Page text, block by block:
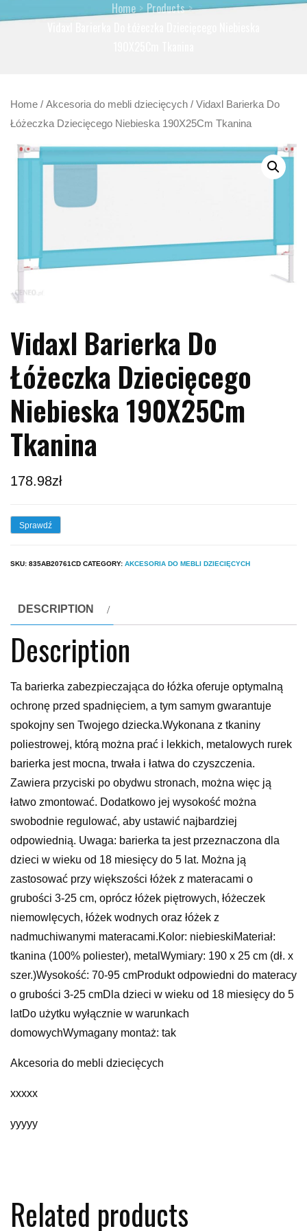
Home
Products
Home / Akcesoria do mebli dziecięcych / Vidaxl Barierka Do
Łóżeczka Dziecięcego Niebieska 190X25Cm Tkanina
Vidaxl Barierka Do
Łóżeczka Dziecięcego
Niebieska 190X25Cm
Tkanina
178.98zł
Sprawdź
SKU: 835AB20761CD CATEGORY: AKCESORIA DO MEBLI DZIECIĘCYCH
DESCRIPTION
Description
Ta barierka zabezpieczająca do łóżka oferuje optymalną
ochronę przed spadnięciem, a tym samym gwarantuje
spokojny sen Twojego dziecka.Wykonana z tkaniny
poliestrowej, którą można prać i lekkich, metalowych rurek
barierka jest mocna, trwała i łatwa do czyszczenia.
Zawiera przyciski po obydwu stronach, można więc ją
łatwo zmontować. Dodatkowo jej wysokość można
swobodnie regulować, aby ustawić najbardziej
odpowiednią. Uwaga: barierka ta jest przeznaczona dla
dzieci w wieku od 18 miesięcy do 5 lat. Można ją
zastosować przy większości łóżek z materacami o
grubości 3-25 cm, oprócz łóżek piętrowych, łóżeczek
niemowlęcych, łóżek wodnych oraz łóżek z
nadmuchiwanymi materacami.Kolor: niebieskiMateriał:
tkanina (100% poliester), metalWymiary: 190 x 25 cm (dł. x
szer.)Wysokość: 70-95 cmProdukt odpowiedni do materacy
o grubości 3-25 cmDla dzieci w wieku od 18 miesięcy do 5
latDo użytku wyłącznie w warunkach
domowychWymagany montaż: tak
Akcesoria do mebli dziecięcych
xxxxx
yyyyy
Related products